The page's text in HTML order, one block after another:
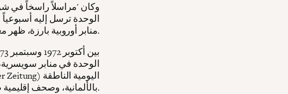
وكان 'مراسلاً راسخاً في
الوحدة ترسل إليه
منابر أوروبية بارزة، ظهر معظمها في الصحافة السويسرية الناطقة بالألمانية.
الوحدة في منابر
بالألمانية، وصحف إقليمية صغيرة.